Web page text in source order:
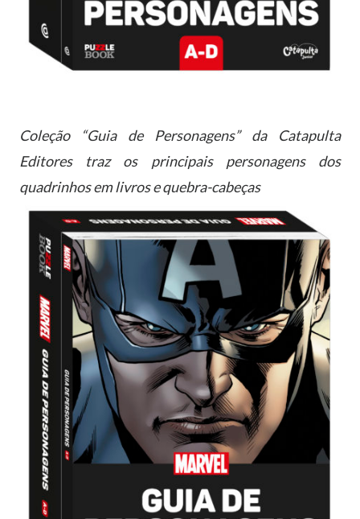
Coleção “Guia de Personagens” da Catapulta
Editores traz os principais personagens dos
quadrinhos em livros e quebra-cabeças